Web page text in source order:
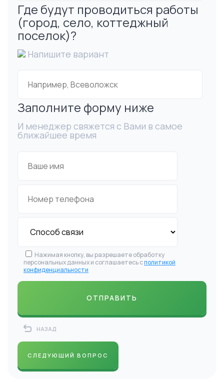
Где будут проводиться работы
(город, село, коттеджный
поселок)?
Напишите вариант
Заполните форму ниже
И менеджер свяжется с Вами в самое
ближайшее время
Нажимая кнопку, вы разрешаете обработку
персональных данных и соглашаетесь сполитикой
конфиденциальности
НАЗАД
СЛЕДУЮЩИЙ ВОПРОС